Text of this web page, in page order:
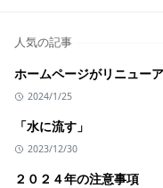
人気の記事
ホームページがリニュー
2024/1/25
「水に流す」
2023/12/30
２０２４年の注意事項